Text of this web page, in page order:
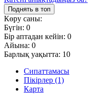
Поднять в топ
Көру саны:
Бүгін: 0
Бір аптадан кейін: 0
Айына: 0
Барлық уақытта: 10
Сипаттамасы
Пікірлер (1)
Карта